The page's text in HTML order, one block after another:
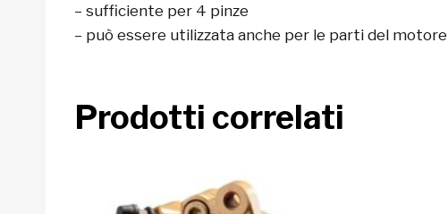
– sufficiente per 4 pinze
– può essere utilizzata anche per le parti del motore
Prodotti correlati